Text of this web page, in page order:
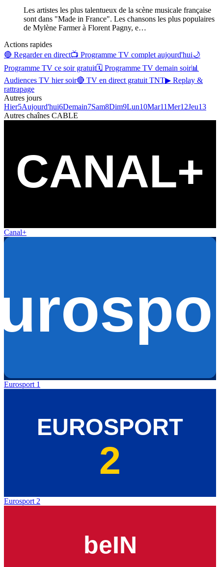
Les artistes les plus talentueux de la scène musicale française
sont dans "Made in France". Les chansons les plus populaires
de Mylène Farmer à Florent Pagny, e…
Actions rapides
🔴 Regarder en direct📺 Programme TV complet aujourd'hui🌙
Programme TV ce soir gratuit🗓 Programme TV demain soir📊
Audiences TV hier soir🔴 TV en direct gratuit TNT▶ Replay &
rattrapage
Autres jours
Hier5Aujourd'hui6Demain7Sam8Dim9Lun10Mar11Mer12Jeu13
Autres chaînes CABLE
Canal+
Eurosport 1
Eurosport 2